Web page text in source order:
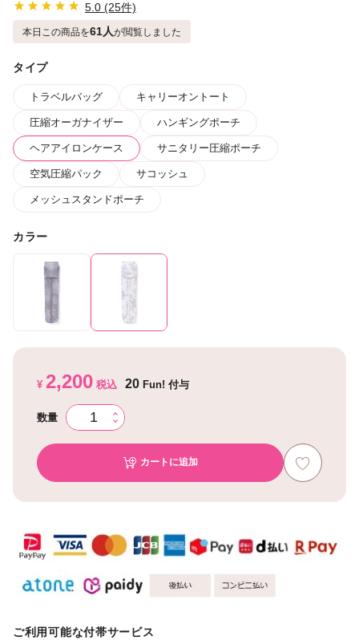
5.0 (25件)
本日この商品を61人が閲覧しました
タイプ
トラベルバッグ キャリーオントート
圧縮オーガナイザー ハンギングポーチ
ヘアアイロンケース サニタリー圧縮ポーチ
空気圧縮パック サコッシュ
メッシュスタンドポーチ
カラー
¥ 2,200 税込 20 Fun! 付与
数量
カートに追加
ご利用可能な付帯サービス